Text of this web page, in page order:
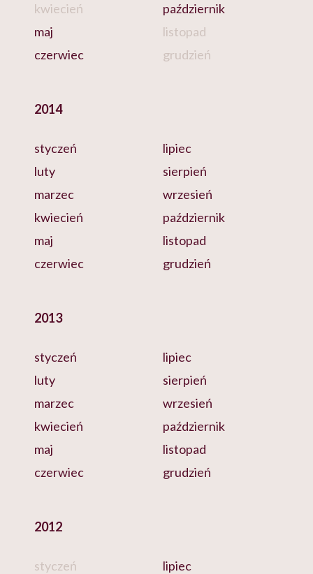
kwiecień
maj
czerwiec
październik
listopad
grudzień
2014
styczeń
luty
marzec
kwiecień
maj
czerwiec
lipiec
sierpień
wrzesień
październik
listopad
grudzień
2013
styczeń
luty
marzec
kwiecień
maj
czerwiec
lipiec
sierpień
wrzesień
październik
listopad
grudzień
2012
styczeń
lipiec